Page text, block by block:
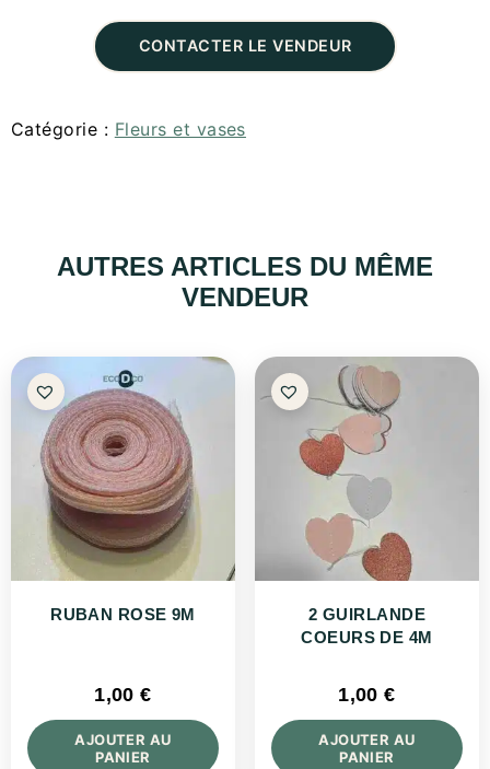
CONTACTER LE VENDEUR
Catégorie : Fleurs et vases
AUTRES ARTICLES DU MÊME
VENDEUR
RUBAN ROSE 9M
1,00€
AJOUTER AU
PANIER
2 GUIRLANDE
COEURS DE 4M
1,00€
AJOUTER AU
PANIER